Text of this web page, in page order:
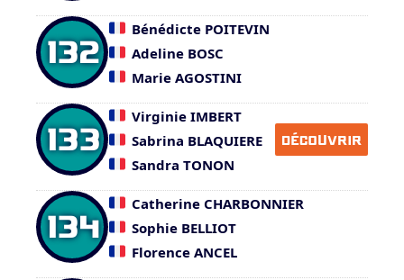
132
Bénédicte POITEVIN
Adeline BOSC
Marie AGOSTINI
133
Virginie IMBERT
Sabrina BLAQUIERE
Sandra TONON
DÉCOUVRIR
134
Catherine CHARBONNIER
Sophie BELLIOT
Florence ANCEL